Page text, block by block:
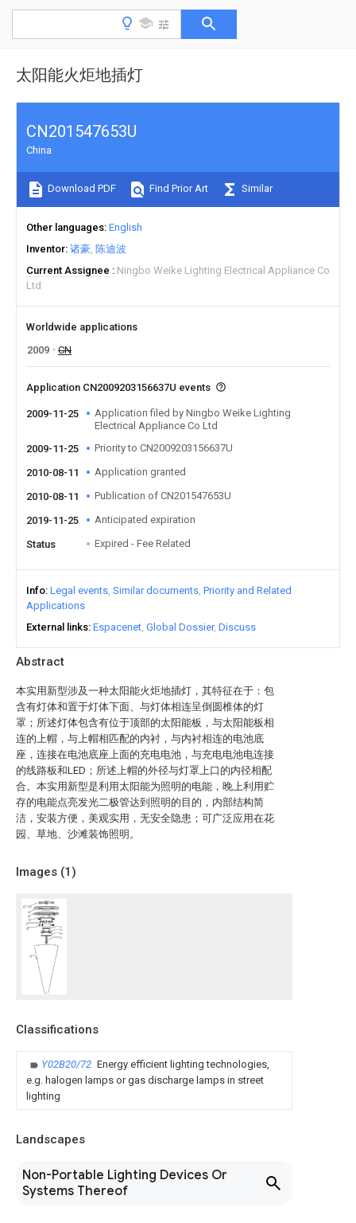
太阳能火炬地插灯
Abstract
本实用新型涉及一种太阳能火炬地插灯，其特征在于：包
含有灯体和置于灯体下面、与灯体相连呈倒圆椎体的灯
罩；所述灯体包含有位于顶部的太阳能板，与太阳能板相
连的上帽，与上帽相匹配的内衬，与内衬相连的电池底
座，连接在电池底座上面的充电电池，与充电电池电连接
的线路板和LED；所述上帽的外径与灯罩上口的内径相配
合。本实用新型是利用太阳能为照明的电能，晚上利用贮
存的电能点亮发光二极管达到照明的目的，内部结构简
洁，安装方便，美观实用，无安全隐患；可广泛应用在花
园、草地、沙滩装饰照明。
Images (1)
Classifications
Y02B20/72 Energy efficient lighting technologies,
e.g. halogen lamps or gas discharge lamps in street
lighting
Landscapes
Non-Portable Lighting Devices Or
Systems Thereof
CN201547653U
China
Download PDF Find Prior Art Similar
Other languages English
Inventor 诸豪 陈迪波
Current Assignee
Ningbo Weike Lighting Electrical Appliance Co
Ltd
Worldwide applications
2009
CN
Application CN2009203156637U events
2009-11-25
Application filed by Ningbo Weike Lighting
Electrical Appliance Co Ltd
2009-11-25
Priority to CN2009203156637U
2010-08-11 Application granted
2010-08-11 Publication of CN201547653U
2019-11-25 Anticipated expiration
Status Expired - Fee Related
Info Legal events Similar documents Priority and Related
Applications
External links Espacenet Global Dossier Discuss